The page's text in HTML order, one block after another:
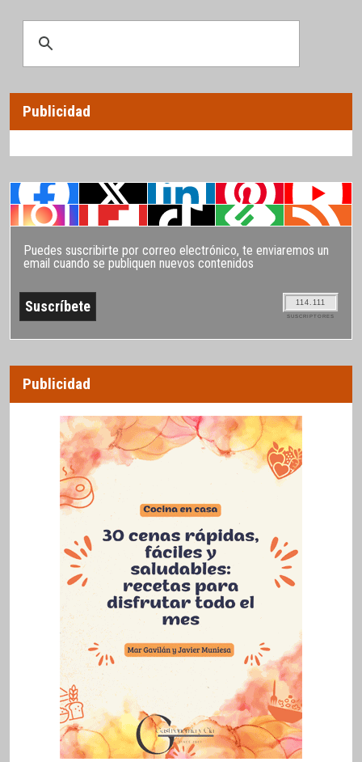
Publicidad
Puedes suscribirte por correo electrónico, te enviaremos un
email cuando se publiquen nuevos contenidos
114.111
SUSCRIPTORES
Publicidad